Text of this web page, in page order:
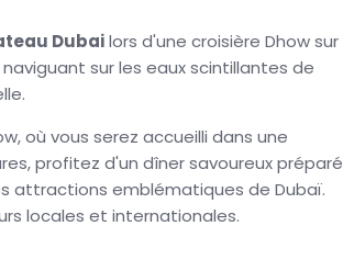
Dubailors d'une croisière Dhow sur
sur les eaux scintillantes de
où vous serez accueilli dans une
profitez d'un dîner savoureux préparé
attractions emblématiques de Dubaï.
locales et internationales.
par la beauté des paysages qui